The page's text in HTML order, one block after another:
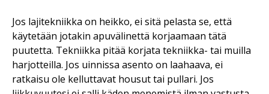
Jos lajitekniikka on heikko, ei sitä pelasta se, että
käytetään jotakin apuvälinettä korjaamaan tätä
puutetta. Tekniikka pitää korjata tekniikka- tai muilla
harjotteilla. Jos uinnissa asento on laahaava, ei
ratkaisu ole kelluttavat housut tai pullari. Jos